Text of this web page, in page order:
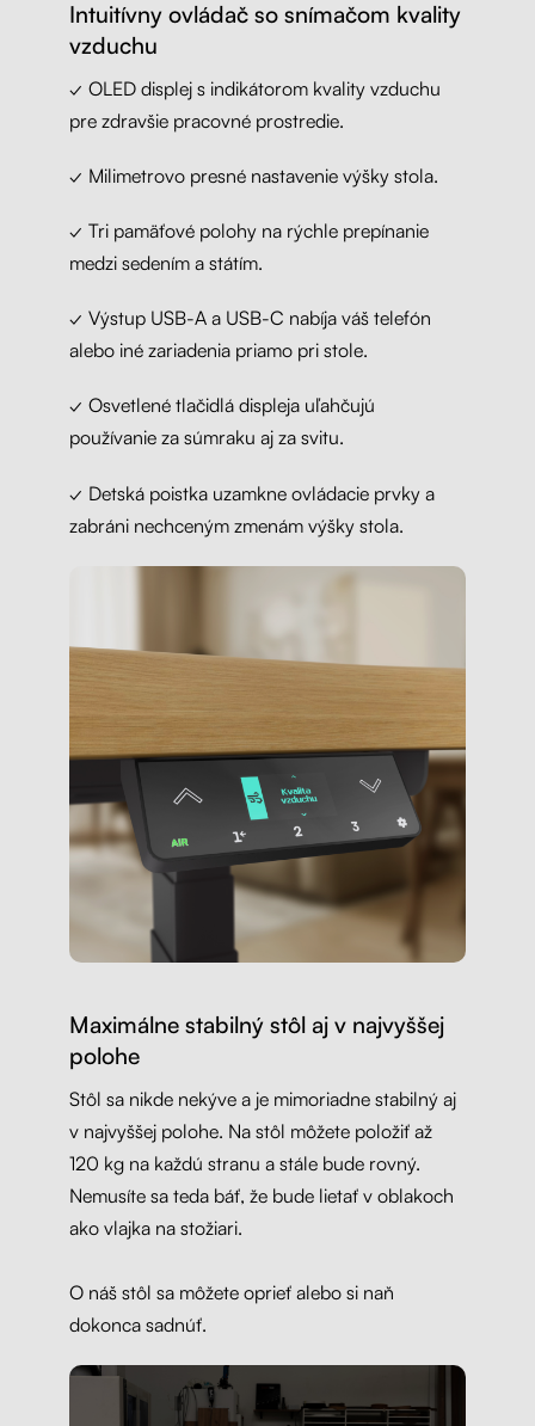
Intuitívny ovládač so snímačom kvality
vzduchu
✓ OLED displej s indikátorom kvality vzduchu
pre zdravšie pracovné prostredie.
✓ Milimetrovo presné nastavenie výšky stola.
✓ Tri pamäťové polohy na rýchle prepínanie
medzi sedením a státím.
✓ Výstup USB-A a USB-C nabíja váš telefón
alebo iné zariadenia priamo pri stole.
✓ Osvetlené tlačidlá displeja uľahčujú
používanie za súmraku aj za svitu.
✓ Detská poistka uzamkne ovládacie prvky a
zabráni nechceným zmenám výšky stola.
Maximálne stabilný stôl aj v najvyššej
polohe
Stôl sa nikde nekýve a je mimoriadne stabilný aj
v najvyššej polohe. Na stôl môžete položiť až
120 kg na každú stranu a stále bude rovný.
Nemusíte sa teda báť, že bude lietať v oblakoch
ako vlajka na stožiari.
O náš stôl sa môžete oprieť alebo si naň
dokonca sadnúť.